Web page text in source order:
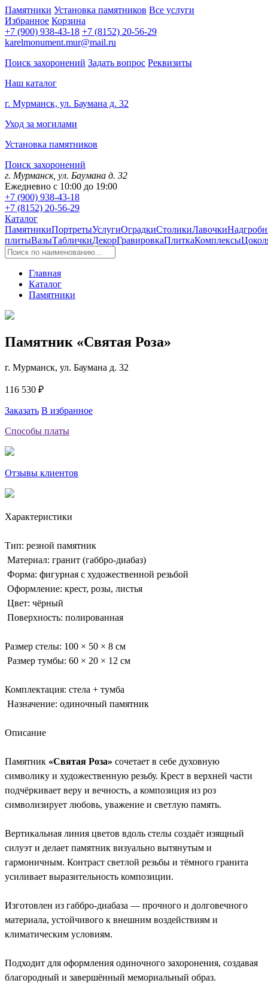
Памятники Установка памятников Все услуги
Избранное Корзина
+7 (900) 938-43-18 +7 (8152) 20-56-29
karelmonument.mur@mail.ru
Поиск захоронений Задать вопрос Реквизиты
Наш каталог
г. Мурманск, ул. Баумана д. 32
Уход за могилами
Установка памятников
Поиск захоронений
г. Мурманск, ул. Баумана д. 32
Ежедневно с 10:00 до 19:00
+7 (900) 938-43-18
+7 (8152) 20-56-29
Каталог
ПамятникиПортретыУслугиОградкиСтоликиЛавочки
плитыВазыТабличкиДекорГравировкаПлиткаКомплексы
Главная
Каталог
Памятники
Памятник «Святая Роза»
г. Мурманск, ул. Баумана д. 32
116 530 ₽
Заказать В избранное
Способы платы
Отзывы клиентов
Характеристики
Тип: резной памятник
Материал: гранит (габбро-диабаз)
Форма: фигурная с художественной резьбой
Оформление: крест, розы, листья
Цвет: чёрный
Поверхность: полированная
Размер стелы: 100 × 50 × 8 см
Размер тумбы: 60 × 20 × 12 см
Комплектация: стела + тумба
Назначение: одиночный памятник
Описание
Памятник «Святая Роза» сочетает в себе духовную
символику и художественную резьбу. Крест в верхней части
подчёркивает веру и вечность, а композиция из роз
символизирует любовь, уважение и светлую память.
Вертикальная линия цветов вдоль стелы создаёт изящный
силуэт и делает памятник визуально вытянутым и
гармоничным. Контраст светлой резьбы и тёмного гранита
усиливает выразительность композиции.
Изготовлен из габбро-диабаза — прочного и долговечного
материала, устойчивого к внешним воздействиям и
климатическим условиям.
Подходит для оформления одиночного захоронения, создавая
благородный и завершённый мемориальный образ.